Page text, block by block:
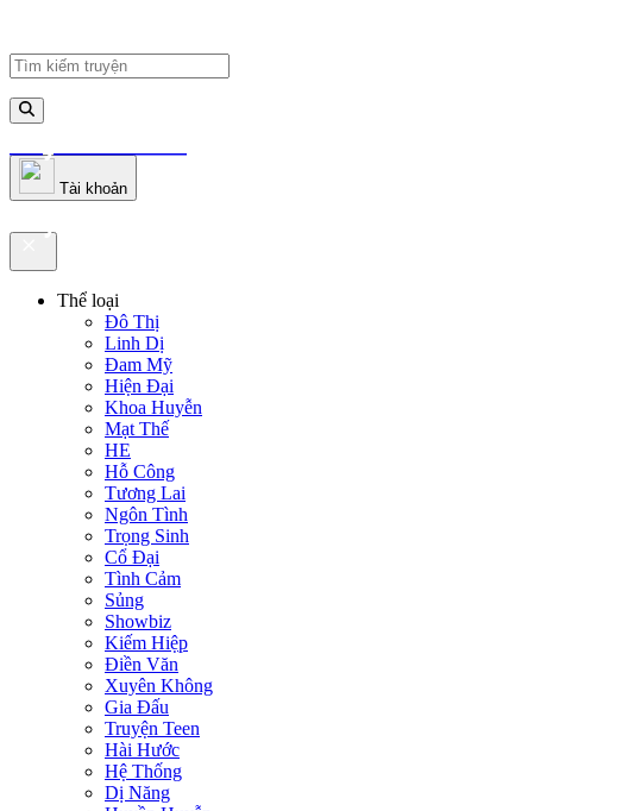
truyenfullz.com
Tài khoản
truyenfullz.com
Thể loại
Đô Thị
Linh Dị
Đam Mỹ
Hiện Đại
Khoa Huyễn
Mạt Thế
HE
Hỗ Công
Tương Lai
Ngôn Tình
Trọng Sinh
Cổ Đại
Tình Cảm
Sủng
Showbiz
Kiếm Hiệp
Điền Văn
Xuyên Không
Gia Đấu
Truyện Teen
Hài Hước
Hệ Thống
Dị Năng